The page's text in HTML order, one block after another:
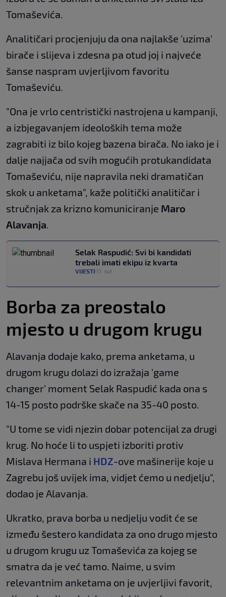
Tomaševića.
Analitičari procjenjuju da ona najlakše 'uzima'
birače i slijeva i zdesna pa otud joj i najveće
šanse naspram uvjerljivom favoritu
Tomaševiću.
"Ona je vrlo centristički nastrojena u kampanji,
a izbjegavanjem ideoloških tema može
zagrabiti iz bilo kojeg bazena birača. No iako je i
dalje najjača od svih mogućih protukandidata
Tomaševiću, nije napravila neki dramatičan
skok u anketama", kaže politički analitičar i
stručnjak za krizno komuniciranje Maro
Alavanja.
Selak Raspudić: Svi bi kandidati
trebali imati ekipu iz kvarta
VIJESTI 11. svi.
Borba za preostalo
mjesto u drugom krugu
Alavanja dodaje kako, prema anketama, u
drugom krugu dolazi do izražaja 'game
changer' moment Selak Raspudić kada ona s
14-15 posto podrške skače na 35-40 posto.
"U tome se vidi njezin dobar potencijal za drugi
krug. No hoće li to uspjeti izboriti protiv
Mislava Hermana i HDZ-ove mašinerije koje u
Zagrebu još uvijek ima, vidjet ćemo u nedjelju",
dodao je Alavanja.
Ukratko, prava borba u nedjelju vodit će se
između šestero kandidata za ono drugo mjesto
u drugom krugu uz Tomaševića za kojeg se
smatra da je već tamo. Naime, u svim
relevantnim anketama on je uvjerljivi favorit,